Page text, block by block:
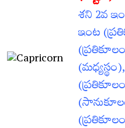
శని 2వ
ఇంట